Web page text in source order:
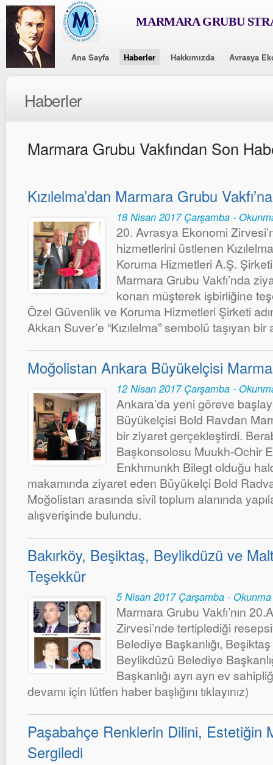
MARMARA GRUBU
Ana Sayfa Haberler Hakkımızda Avrasya
Haberler
Marmara Grubu Vakfından Son
Kızılelma’dan Marmara Grubu
18 Nisan 2017 Çarşamba -
20. Avrasya Ekonomi
hizmetlerini üstlenen
Koruma Hizmetleri A.Ş.
Marmara Grubu Vakfı’nda
konan müşterek işbirliğine
Özel Güvenlik ve Koruma Hizmetleri Şirketi
Akkan Suver’e “Kızılelma” sembolü taşıyan
Moğolistan Ankara Büyükelçisi
12 Nisan 2017 Çarşamba -
Ankara’da yeni göreve
Büyükelçisi Bold Ravdan
bir ziyaret gerçekleştirdi.
Başkonsolosu Muukh-Ochir
Enkhmunkh Bilegt olduğu
makamında ziyaret eden Büyükelçi Bold
Moğolistan arasında sivil toplum alanında
alışverişinde bulundu.
Bakırköy, Beşiktaş, Beylikdüzü ve
Teşekkür
5 Nisan 2017 Çarşamba -
Marmara Grubu Vakfı’nın
Zirvesi’nde tertiplediği
Belediye Başkanlığı,
Beylikdüzü Belediye
Başkanlığı ayrı ayrı ev
devamı için lütfen haber başlığını tıklayınız)
Paşabahçe Renklerin Dilini, Estetiğin
Sergiledi